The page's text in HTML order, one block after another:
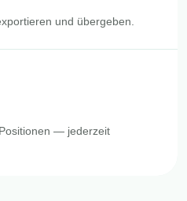
und übergeben.
— jederzeit